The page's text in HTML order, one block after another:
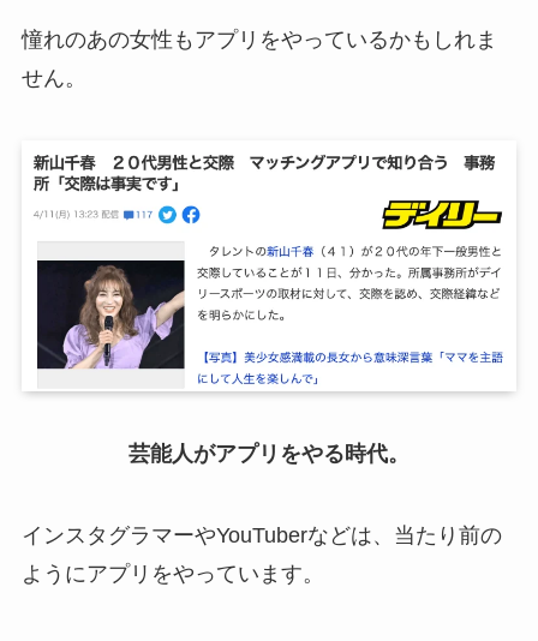
憧れのあの女性もアプリをやっているかもしれま
せん。
芸能人がアプリをやる時代。
インスタグラマーやYouTuberなどは、当たり前の
ようにアプリをやっています。